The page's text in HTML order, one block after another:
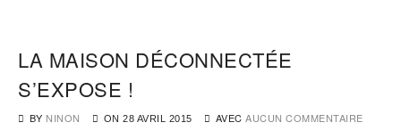
LA MAISON DÉCONNECTÉE
S’EXPOSE !
BY NINON ON 28 AVRIL 2015 AVEC AUCUN COMMENTAIRE